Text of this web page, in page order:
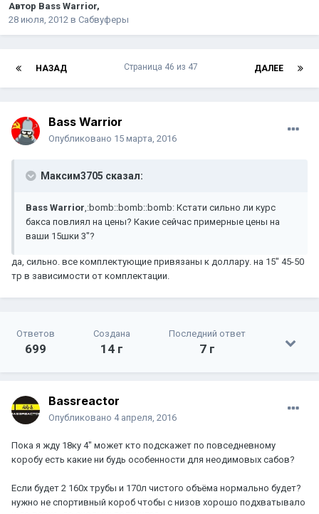
Автор Bass Warrior,
28 июля, 2012 в Сабвуферы
НАЗАД ДАЛЕЕ
Страница 46 из 47
Bass Warrior
Опубликовано 15 марта, 2016
Максим3705 сказал:
Bass Warrior,:bomb::bomb::bomb: Кстати сильно ли курс
бакса повлиял на цены? Какие сейчас примерные цены на
ваши 15шки 3"?
да, сильно. все комплектующие привязаны к доллару. на 15" 45-50
тр в зависимости от комплектации.
Ответов
699
Создана
14 г
Последний ответ
7 г
Bassreactor
Опубликовано 4 апреля, 2016
Пока я жду 18ку 4" может кто подскажет по повседневному
коробу есть какие ни будь особенности для неодимовых сабов?
Если будет 2 160х трубы и 170л чистого объёма нормально будет?
нужно не спортивный короб чтобы с низов хорошо подхватывало